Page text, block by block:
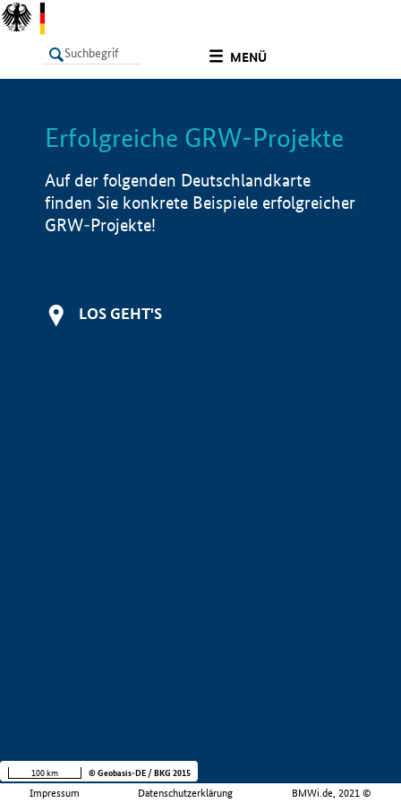
MENÜ
LISTE Info
Erfolgreiche GRW-Projekte
Auf der folgenden Deutschlandkarte
finden Sie konkrete Beispiele erfolgreicher
GRW-Projekte!
LOS GEHT'S
Impressum Datenschutzerklärung BMWi.de, 2021 ©
100 km © Geobasis-DE / BKG 2015